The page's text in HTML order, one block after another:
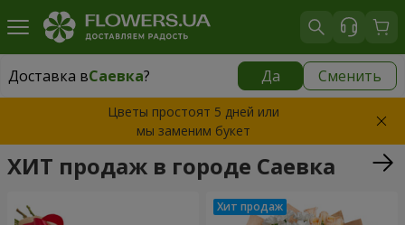
Доставка вСаевка? Да Сменить
Доставка вСаевка|
Цветы простоят 5 дней или
мы заменим букет
ХИТ продаж в городе Саевка